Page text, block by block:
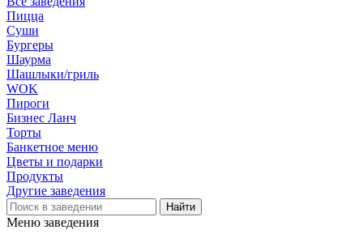
Пицца
Суши
Бургеры
Шаурма
Шашлыки/гриль
WOK
Пироги
Бизнес Ланч
Торты
Банкетное меню
Цветы и подарки
Продукты
Другие заведения
Меню заведения